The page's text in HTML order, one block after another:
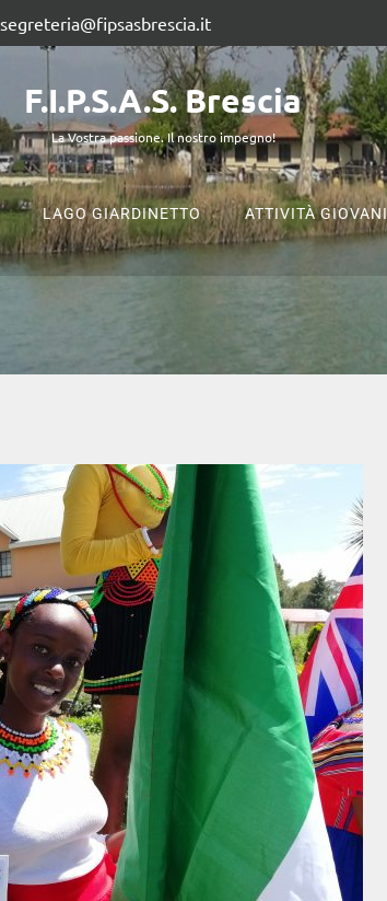
segreteria@fipsasbrescia.it
F.I.P.S.A.S. Brescia
La Vostra passione. Il nostro impegno!
LAGO GIARDINETTO ATTIVITÀ